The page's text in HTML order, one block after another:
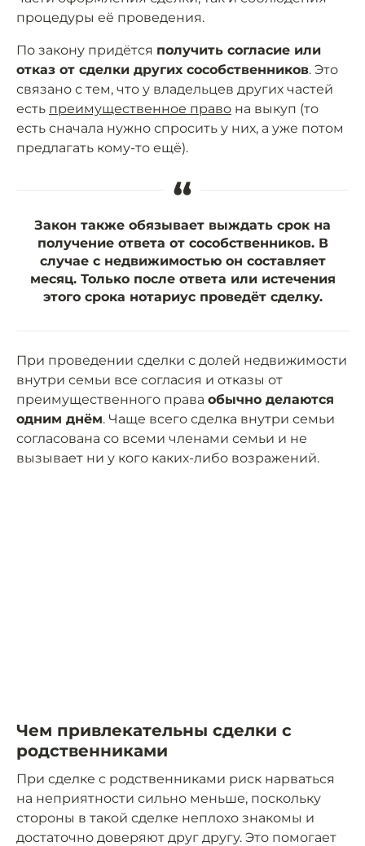
процедуры её проведения.
По закону придётся получить согласие или
отказ от сделки других сособственников. Это
связано с тем, что у владельцев других частей
есть преимущественное право на выкуп (то
есть сначала нужно спросить у них, а уже потом
предлагать кому-то ещё).
“
Закон также обязывает выждать срок на
получение ответа от сособственников. В
случае с недвижимостью он составляет
месяц. Только после ответа или истечения
этого срока нотариус проведёт сделку.
При проведении сделки с долей недвижимости
внутри семьи все согласия и отказы от
преимущественного права обычно делаются
одним днём. Чаще всего сделка внутри семьи
согласована со всеми членами семьи и не
вызывает ни у кого каких-либо возражений.
Чем привлекательны сделки с
родственниками
При сделке с родственниками риск нарваться
на неприятности сильно меньше, поскольку
стороны в такой сделке неплохо знакомы и
достаточно доверяют друг другу. Это помогает